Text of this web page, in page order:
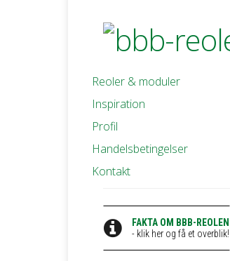
Reoler & moduler
Inspiration
Profil
Handelsbetingelser
Kontakt
FAKTA OM BBB-REOLEN
- klik her og få et overblik!